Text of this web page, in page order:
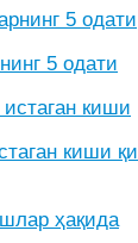
5 одати
киши